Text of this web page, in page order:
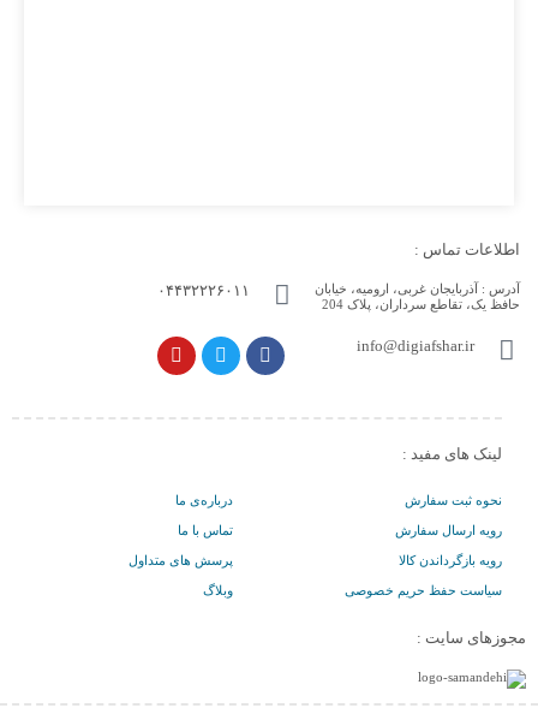
اطلاعات تماس :
آدرس : آذربایجان غربی، ارومیه، خیابان
حافظ یک، تقاطع سرداران، پلاک 204
۰۴۴۳۲۲۲۶۰۱۱
info@digiafshar.ir
لینک های مفید :
نحوه ثبت سفارش
رویه ارسال سفارش
رویه بازگرداندن کالا
سیاست حفظ حریم خصوصی
درباره‌ی ما
تماس با ما
پرسش های متداول
وبلاگ
مجوزهای سایت :